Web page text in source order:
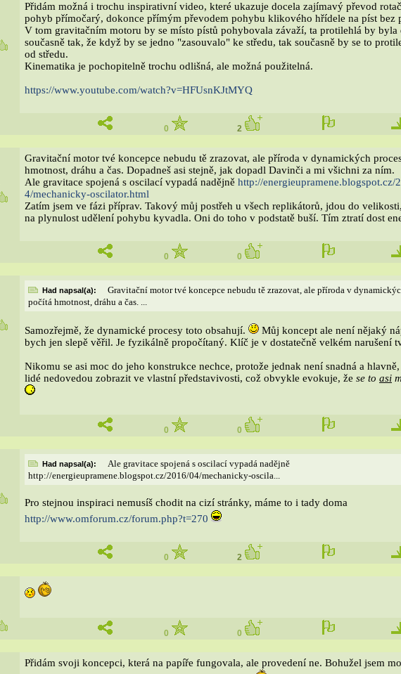
Přidám možná i trochu inspirativní video, které ukazuje docela zajímavý převod
pohyb přímočarý, dokonce přímým převodem pohybu klikového hřídele na píst bez
V tom gravitačním motoru by se místo pístů pohybovala závaží, ta protilehlá by byla
současně tak, že když by se jedno "zasouvalo" ke středu, tak současně by se to
od středu.
Kinematika je pochopitelně trochu odlišná, ale možná použitelná.
https://www.youtube.com/watch?v=HFUsnKJtMYQ
0 2
Gravitační motor tvé koncepce nebudu tě zrazovat, ale příroda v dynamických
hmotnost, dráhu a čas. Dopadneš asi stejně, jak dopadl Davinči a mi všichni za ním.
Ale gravitace spojená s oscilací vypadá nadějně http://energieupramene.blogspot.cz/
4/mechanicky-oscilator.html
Zatím jsem ve fázi příprav. Takový můj postřeh u všech replikátorů, jdou do
na plynulost udělení pohybu kyvadla. Oni do toho v podstatě buší. Tím ztratí dost
0 0
Had napsal(a):
Gravitační motor tvé koncepce nebudu tě zrazovat, ale příroda v
počítá hmotnost, dráhu a čas. ...
Samozřejmě, že dynamické procesy toto obsahují.
Můj koncept ale není nějaký
bych jen slepě věřil. Je fyzikálně propočítaný. Klíč je v dostatečně velkém narušení
Nikomu se asi moc do jeho konstrukce nechce, protože jednak není snadná a
lidé nedovedou zobrazit ve vlastní představivosti, což obvykle evokuje, že se to asi
0 0
Had napsal(a):
Ale gravitace spojená s oscilací vypadá nadějně
http://energieupramene.blogspot.cz/2016/04/mechanicky-oscila...
Pro stejnou inspiraci nemusíš chodit na cizí stránky, máme to i tady doma
http://www.omforum.cz/forum.php?t=270
0 2
0 0
Přidám svoji koncepci, která na papíře fungovala, ale provedení ne. Bohužel jsem